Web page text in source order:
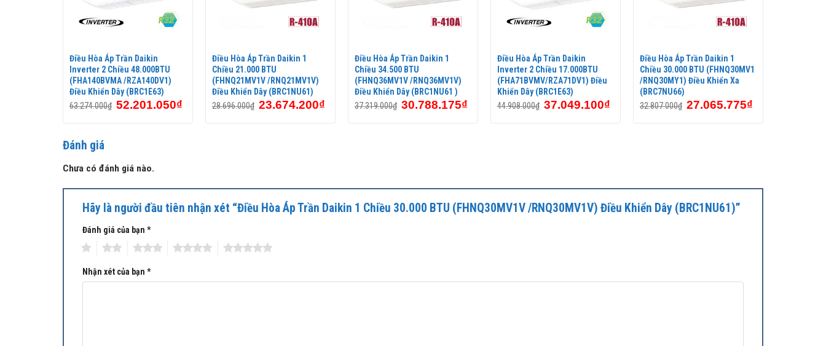
Điều Hòa Áp Trần Daikin
Inverter 2 Chiều 48.000BTU
(FHA140BVMA /RZA140DV1)
Điều Khiển Dây (BRC1E63)
63.274.000₫ 52.201.050₫
Điều Hòa Áp Trần Daikin 1
Chiều 21.000 BTU
(FHNQ21MV1V /RNQ21MV1V)
Điều Khiển Dây (BRC1NU61)
28.696.000₫ 23.674.200₫
Điều Hòa Áp Trần Daikin 1
Chiều 34.500 BTU
(FHNQ36MV1V /RNQ36MV1V)
Điều Khiển Dây (BRC1NU61 )
37.319.000₫ 30.788.175₫
Điều Hòa Áp Trần Daikin
Inverter 2 Chiều 17.000BTU
(FHA71BVMV/RZA71DV1) Điều
Khiển Dây (BRC1E63)
44.908.000₫ 37.049.100₫
Điều Hòa Áp Trần Daikin 1
Chiều 30.000 BTU (FHNQ30MV1
/RNQ30MY1) Điều Khiển Xa
(BRC7NU66)
32.807.000₫ 27.065.775₫
Đánh giá
Chưa có đánh giá nào.
Hãy là người đầu tiên nhận xét “Điều Hòa Áp Trần Daikin 1 Chiều 30.000 BTU (FHNQ30MV1V /RNQ30MV1V) Điều Khiển Dây (BRC1NU61)”
Đánh giá của bạn *
Nhận xét của bạn *